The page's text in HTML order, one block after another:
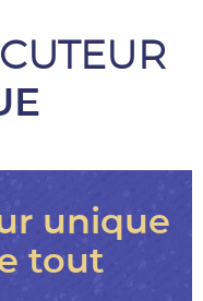
unique
tout